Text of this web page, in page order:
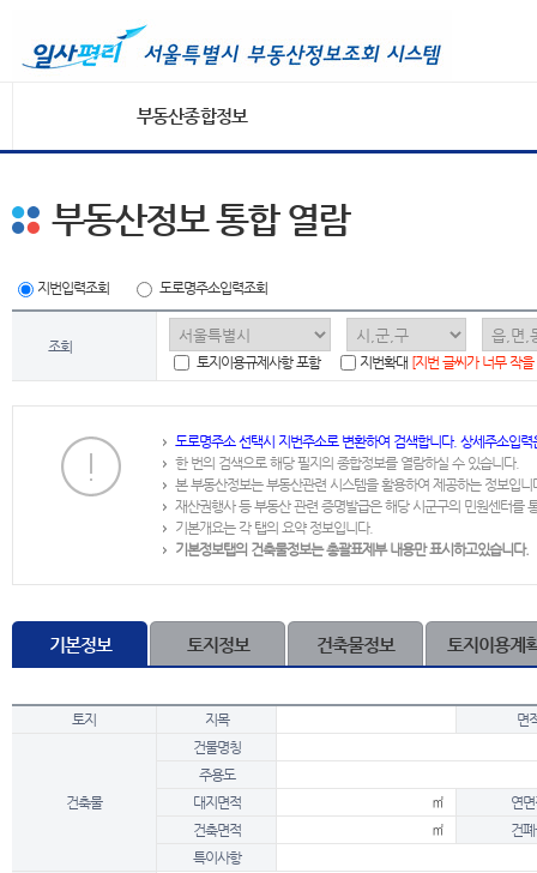
부동산종합정보
부동산정보 통합 열람
지번입력조회 도로명주소입력조회
조회
토지이용규제사항 포함
지번확대 [지번 글씨가 너무 작
도로명주소 선택시 지번주소로 변환하여 검색합니다. 상세주소입
한 번의 검색으로 해당 필지의 종합정보를 열람하실 수 있습니다.
본 부동산정보는 부동산관련 시스템을 활용하여 제공하는 정보입니
재산권행사 등 부동산 관련 증명발급은 해당 시군구의 민원센터를
기본개요는 각 탭의 요약 정보입니다.
기본정보탭의 건축물정보는 총괄표제부 내용만 표시하고있습니다.
기본정보 토지정보 건축물정보 토지이용계
토지 지목 면
건축물
건물명칭
주용도
대지면적
㎡
연
건축면적
㎡
건
특이사항